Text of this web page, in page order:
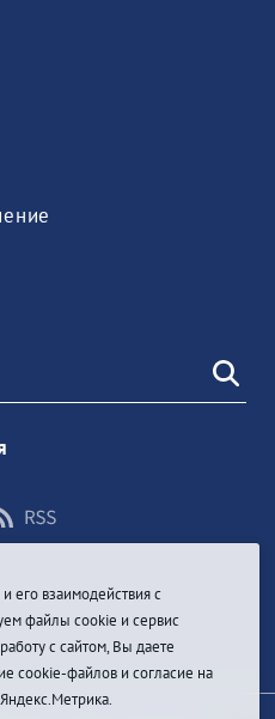
его взаимодействия с
файлы cookie и сервис
с сайтом, Вы даете
cookie-файлов и согласие на